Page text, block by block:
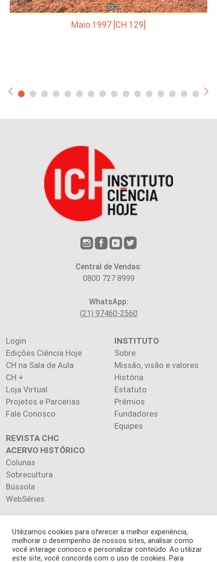
Maio 1997 [CH 129]
Central de Vendas:
0800 727 8999
WhatsApp:
(21) 97460-2560
Login
Edições Ciência Hoje
CH na Sala de Aula
CH +
Loja Virtual
Projetos e Parcerias
Fale Conosco
INSTITUTO
Sobre
Missão, visão e valores
História
Estatuto
Prêmios
Fundadores
Equipes
REVISTA CHC
ACERVO HISTÓRICO
Colunas
Sobrecultura
Bússola
WebSéries
Copyright 2026 INSTITUTO CIÊNCIA HOJE. Todos os direitos
reservados.
Utilizamos cookies para oferecer a melhor experiência,
melhorar o desempenho de nossos sites, analisar como
você interage conosco e personalizar conteúdo. Ao utilizar
este site, você concorda com o uso de cookies. Para